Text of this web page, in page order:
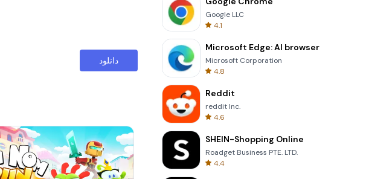
دانلود
Google LLC
4.1
Microsoft Edge: AI browser
Microsoft Corporation
4.8
Reddit
reddit Inc.
4.6
SHEIN-Shopping Online
Roadget Business PTE. LTD.
4.4